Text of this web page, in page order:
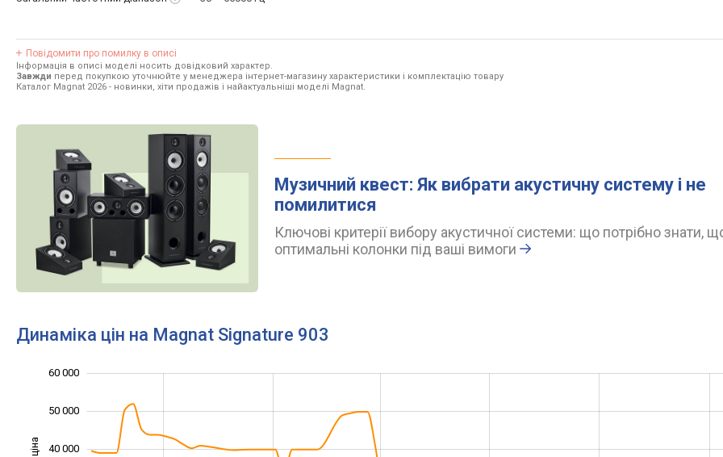
Повідомити про помилку в описі
Інформація в описі моделі носить довідковий характер.
Завжди перед покупкою уточнюйте у менеджера інтернет-магазину характеристики і комплектацію товару
Каталог Magnat 2026 - новинки, хіти продажів і найактуальніші моделі Magnat.
Музичний квест: Як вибрати акустичну систему і не
помилитися
Ключові критерії вибору акустичної системи: що потрібно знати,
оптимальні колонки під ваші вимоги
Динаміка цін на Magnat Signature 903
40 000
50 000
60 000